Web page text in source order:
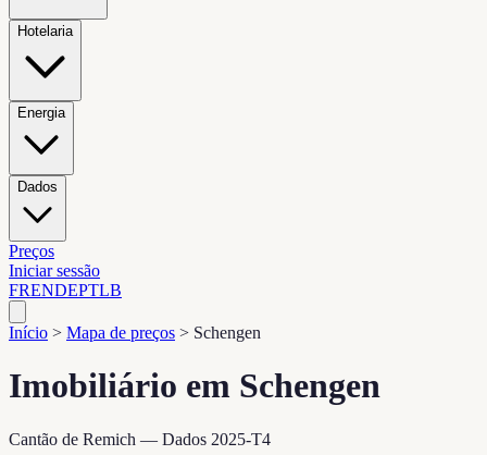
Hotelaria
Energia
Dados
Preços
Iniciar sessão
FRENDEPTLB
Início > Mapa de preços > Schengen
Imobiliário em Schengen
Cantão de Remich — Dados 2025-T4